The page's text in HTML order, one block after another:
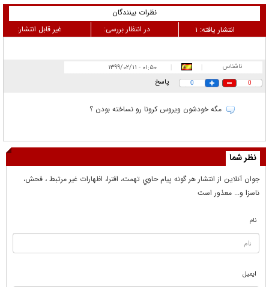
نظرات بینندگان
غیر قابل انتشار:
در انتظار بررسی: انتشار یافته: ۱
ناشناس ۰۱:۵۰ - ۱۳۹۹/۰۲/۱۱
0
0 پاسخ
مگه خودشون ویروس کرونا رو نساخته بودن ؟
نظر شما
جوان آنلاين از انتشار هر گونه پيام حاوي تهمت، افترا، اظهارات غير مرتبط ، فحش،
ناسزا و... معذور است
نام
ایمیل